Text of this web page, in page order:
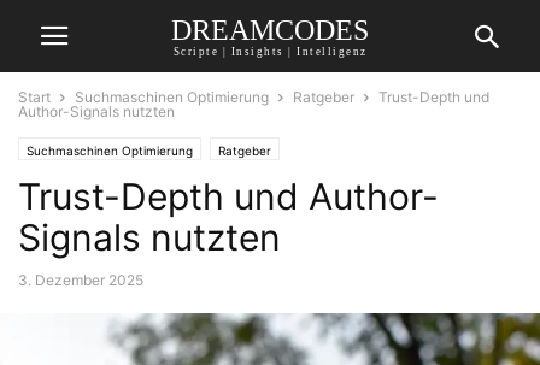
DREAMCODES
Scripte | Insights | Intelligenz
Start Suchmaschinen Optimierung Ratgeber
Trust-Depth und
Author-Signals nutzten
Suchmaschinen Optimierung Ratgeber
Trust-Depth und Author-
Signals nutzten
3. Dezember 2025